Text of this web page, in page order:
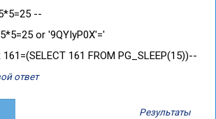
--
or '9QYIyP0X'='
161=(SELECT 161 FROM PG_SLEEP(15))--
ответ
Результаты